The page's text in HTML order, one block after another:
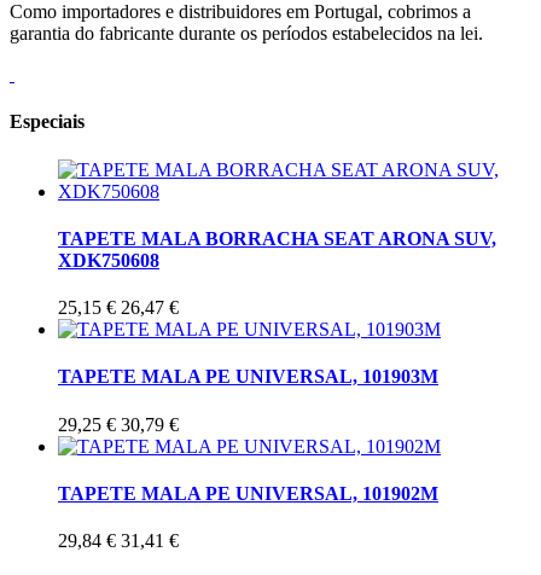
Como importadores e distribuidores em Portugal, cobrimos a
garantia do fabricante durante os períodos estabelecidos na lei.
Especiais
TAPETE MALA BORRACHA SEAT ARONA SUV,
XDK750608
25,15 € 26,47 €
TAPETE MALA PE UNIVERSAL, 101903M
29,25 € 30,79 €
TAPETE MALA PE UNIVERSAL, 101902M
29,84 € 31,41 €